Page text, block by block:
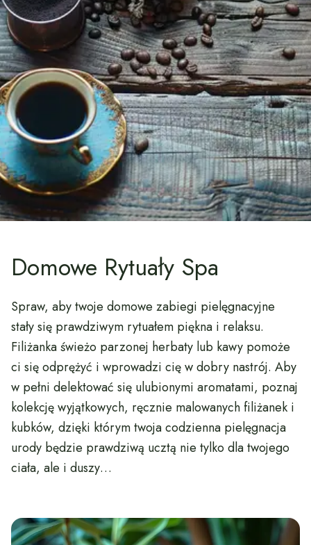
Domowe Rytuały Spa
Spraw, aby twoje domowe zabiegi pielęgnacyjne
stały się prawdziwym rytuałem piękna i relaksu.
Filiżanka świeżo parzonej herbaty lub kawy pomoże
ci się odprężyć i wprowadzi cię w dobry nastrój. Aby
w pełni delektować się ulubionymi aromatami, poznaj
kolekcję wyjątkowych, ręcznie malowanych filiżanek i
kubków, dzięki którym twoja codzienna pielęgnacja
urody będzie prawdziwą ucztą nie tylko dla twojego
ciała, ale i duszy…